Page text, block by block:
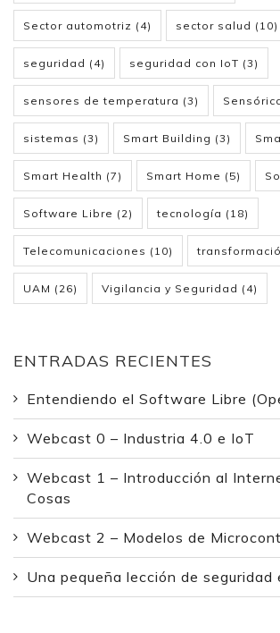
Sector automotriz (4) sector salud (10)
seguridad (4) seguridad con IoT (3)
sensores de temperatura (3)
sistemas (3) Smart Building (3)
Smart Health (7) Smart Home (5)
Software Libre (2) tecnología (18)
Telecomunicaciones (10)
UAM (26) Vigilancia y Seguridad (4)
ENTRADAS RECIENTES
Entendiendo el Software Libre
Webcast 0 – Industria 4.0 e IoT
Webcast 1 – Introducción al
Cosas
Webcast 2 – Modelos de
Una pequeña lección de seguridad